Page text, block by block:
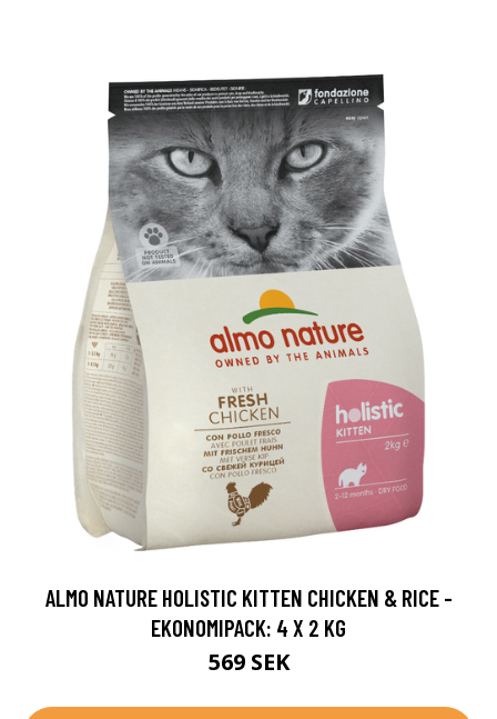
ALMO NATURE HOLISTIC KITTEN CHICKEN & RICE -
EKONOMIPACK: 4 X 2 KG
569 SEK